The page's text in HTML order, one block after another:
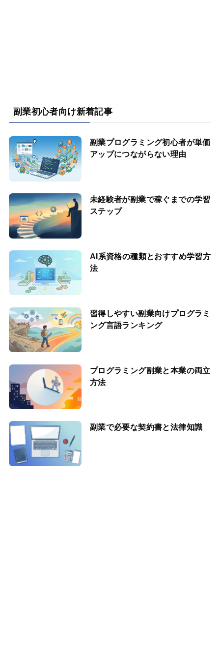
副業初心者向け新着記事
副業プログラミング初心者が単価
アップにつながらない理由
未経験者が副業で稼ぐまでの学習
ステップ
AI系資格の種類とおすすめ学習方
法
習得しやすい副業向けプログラミ
ング言語ランキング
プログラミング副業と本業の両立
方法
副業で必要な契約書と法律知識